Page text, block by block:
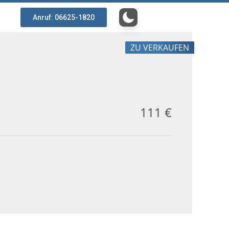
Anruf: 06625-1820
ZU VERKAUFEN
111 €